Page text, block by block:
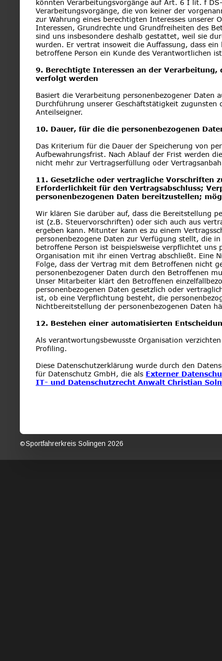
© Sportfahrerkreis Solingen 2026
könnten Verarbeitungsvorgänge auf Art. 6 I lit. f
Verarbeitungsvorgänge, die von keiner der
zur Wahrung eines berechtigten Interesses
Interessen, Grundrechte und Grundfreiheiten des
sind uns insbesondere deshalb gestattet, weil sie
wurden. Er vertrat insoweit die Auffassung, dass
betroffene Person ein Kunde des Verantwortlichen
9. Berechtigte Interessen an der
verfolgt werden
Basiert die Verarbeitung personenbezogener
Durchführung unserer Geschäftstätigkeit
Anteilseigner.
10. Dauer, für die die personenbezogenen
Das Kriterium für die Dauer der Speicherung von
Aufbewahrungsfrist. Nach Ablauf der Frist werden
nicht mehr zur Vertragserfüllung oder
11. Gesetzliche oder vertragliche Vorschriften
Erforderlichkeit für den Vertragsabschluss;
personenbezogenen Daten bereitzustellen;
Wir klären Sie darüber auf, dass die Bereitstellung
ist (z.B. Steuervorschriften) oder sich auch aus
ergeben kann. Mitunter kann es zu einem
personenbezogene Daten zur Verfügung stellt, die
betroffene Person ist beispielsweise verpflichtet
Organisation mit ihr einen Vertrag abschließt. Eine
Folge, dass der Vertrag mit dem Betroffenen nicht
personenbezogener Daten durch den Betroffenen
Unser Mitarbeiter klärt den Betroffenen
personenbezogenen Daten gesetzlich oder
ist, ob eine Verpflichtung besteht, die
Nichtbereitstellung der personenbezogenen Daten
12. Bestehen einer automatisierten
Als verantwortungsbewusste Organisation
Profiling.
Diese Datenschutzerklärung wurde durch den
für Datenschutz GmbH, die als Externer
IT- und Datenschutzrecht Anwalt Christian